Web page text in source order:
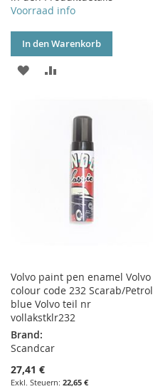
Voorraad info
In den Warenkorb
ZUR
HINZUFÜGENHINZUFÜGEN
Volvo paint pen enamel Volvo
colour code 232 Scarab/Petrol
blue Volvo teil nr
vollakstklr232
Brand:
Scandcar
27,41 €
22,65 €